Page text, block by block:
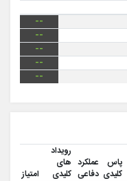
--
--
--
--
--
پاس
کلیدی
عملکرد
دفاعی
رویداد
های
کلیدی
امتیاز